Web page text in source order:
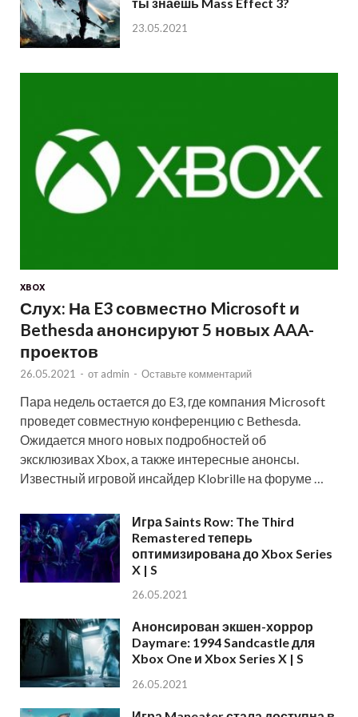
23.05.2021
XBOX
Слух: На E3 совместно Microsoft и
Bethesda анонсируют 5 новых AAA-
проектов
26.05.2021 - от admin - Оставьте комментарий
Пара недель остается до E3, где компания Microsoft
проведет совместную конференцию с Bethesda.
Ожидается много новых подробностей об
эксклюзивах Xbox, а также интересные анонсы.
Известный игровой инсайдер Klobrille на форуме …
Игра Saints Row: The Third
Remastered теперь
оптимизирована до Xbox Series
X | S
26.05.2021
Анонсирован экшен-хоррор
Daymare: 1994 Sandcastle для
Xbox One и Xbox Series X | S
26.05.2021